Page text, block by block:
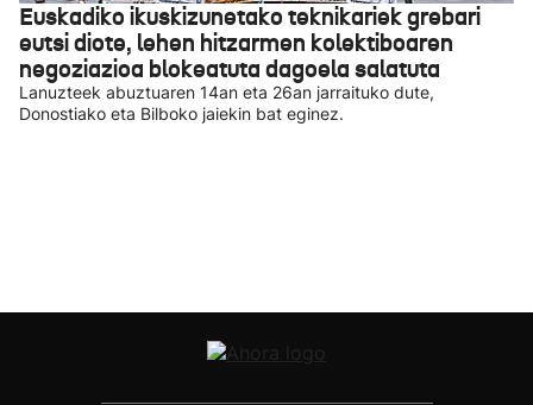
Euskadiko ikuskizunetako teknikariek grebari
eutsi diote, lehen hitzarmen kolektiboaren
negoziazioa blokeatuta dagoela salatuta
Lanuzteek abuztuaren 14an eta 26an jarraituko dute,
Donostiako eta Bilboko jaiekin bat eginez.